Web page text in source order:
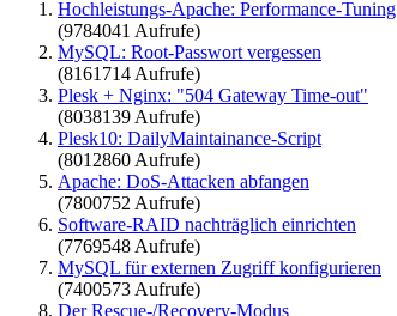
Hochleistungs-Apache: Performance-Tuning
(9784041 Aufrufe)
MySQL: Root-Passwort vergessen
(8161714 Aufrufe)
Plesk + Nginx: "504 Gateway Time-out"
(8038139 Aufrufe)
Plesk10: DailyMaintainance-Script
(8012860 Aufrufe)
Apache: DoS-Attacken abfangen
(7800752 Aufrufe)
Software-RAID nachträglich einrichten
(7769548 Aufrufe)
MySQL für externen Zugriff konfigurieren
(7400573 Aufrufe)
Der Rescue-/Recovery-Modus